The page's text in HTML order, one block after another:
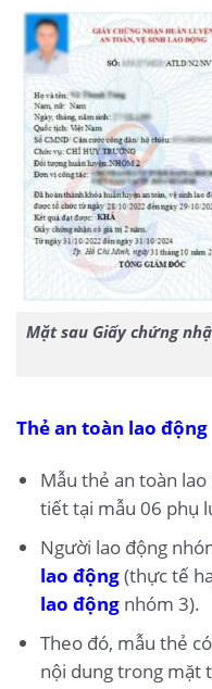
Mặt sau Giấy chứng
Thẻ an toàn lao động
Mẫu thẻ an toàn
tiết tại mẫu 06 phụ
Người lao động
lao động(thực tế
lao động nhóm 3).
Theo đó, mẫu thẻ
nội dung trong mặt